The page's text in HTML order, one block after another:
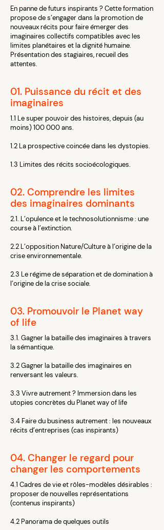
En panne de futurs inspirants ? Cette formation
propose de s’engager dans la promotion de
nouveaux récits pour faire émerger des
imaginaires collectifs compatibles avec les
limites planétaires et la dignité humaine.
Présentation des stagiaires, recueil des
attentes.
01. Puissance du récit et des
imaginaires
1.1 Le super pouvoir des histoires, depuis (au
moins) 100 000 ans.
1.2 La prospective coincée dans les dystopies.
1.3 Limites des récits socioécologiques.
02. Comprendre les limites
des imaginaires dominants
2.1. L’opulence et le technosolutionnisme : une
course à l’extinction.
2.2 L’opposition Nature/Culture à l’origine de la
crise environnementale.
2.3 Le régime de séparation et de domination à
l’origine de la crise sociale.
03. Promouvoir le Planet way
of life
3.1. Gagner la bataille des imaginaires à travers
la sémantique.
3.2 Gagner la bataille des imaginaires en
renversant les valeurs.
3.3 Vivre autrement ? Immersion dans les
utopies concrètes du Planet way of life
3.4 Faire du business autrement : les nouveaux
récits d’entreprises (cas inspirants)
04. Changer le regard pour
changer les comportements
4.1 Cadres de vie et rôles-modèles désirables :
proposer de nouvelles représentations
(contenus inspirants)
4.2 Panorama de quelques outils